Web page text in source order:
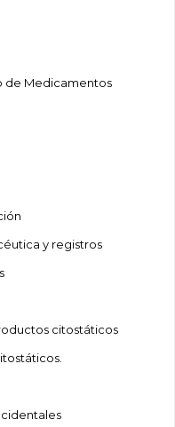
de Medicamentos
y registros
citostáticos